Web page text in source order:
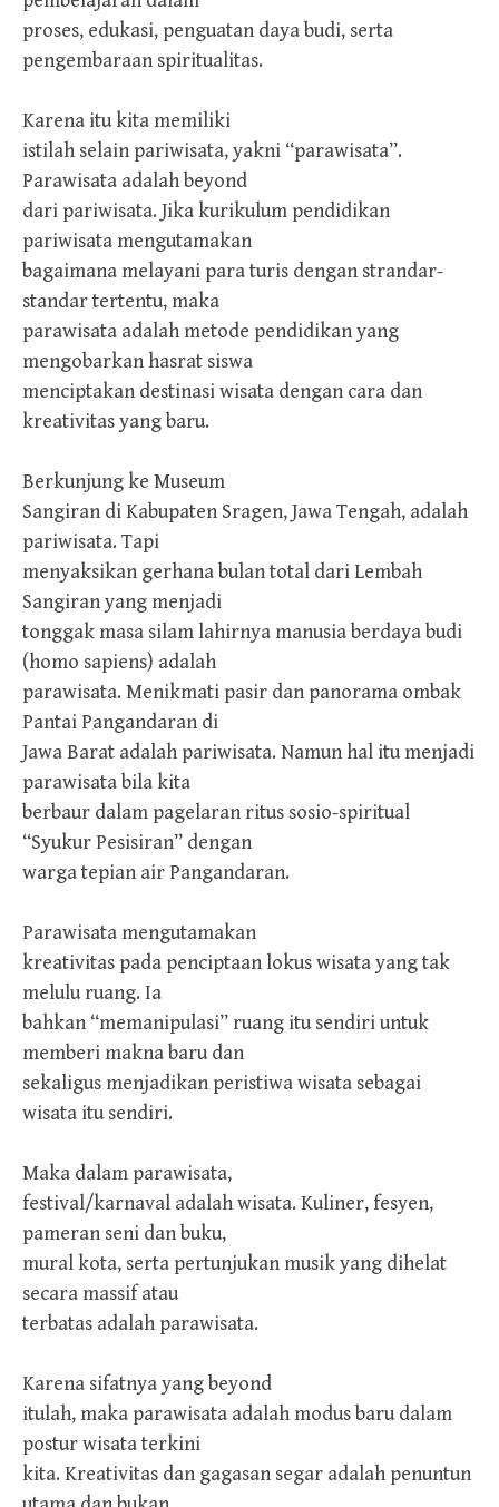
proses, edukasi, penguatan daya budi, serta
pengembaraan spiritualitas.
Karena itu kita memiliki
istilah selain pariwisata, yakni “parawisata”.
Parawisata adalah beyond
dari pariwisata. Jika kurikulum pendidikan
pariwisata mengutamakan
bagaimana melayani para turis dengan strandar-
standar tertentu, maka
parawisata adalah metode pendidikan yang
mengobarkan hasrat siswa
menciptakan destinasi wisata dengan cara dan
kreativitas yang baru.
Berkunjung ke Museum
Sangiran di Kabupaten Sragen, Jawa Tengah, adalah
pariwisata. Tapi
menyaksikan gerhana bulan total dari Lembah
Sangiran yang menjadi
tonggak masa silam lahirnya manusia berdaya budi
(homo sapiens) adalah
parawisata. Menikmati pasir dan panorama ombak
Pantai Pangandaran di
Jawa Barat adalah pariwisata. Namun hal itu menjadi
parawisata bila kita
berbaur dalam pagelaran ritus sosio-spiritual
“Syukur Pesisiran” dengan
warga tepian air Pangandaran.
Parawisata mengutamakan
kreativitas pada penciptaan lokus wisata yang tak
melulu ruang. Ia
bahkan “memanipulasi” ruang itu sendiri untuk
memberi makna baru dan
sekaligus menjadikan peristiwa wisata sebagai
wisata itu sendiri.
Maka dalam parawisata,
festival/karnaval adalah wisata. Kuliner, fesyen,
pameran seni dan buku,
mural kota, serta pertunjukan musik yang dihelat
secara massif atau
terbatas adalah parawisata.
Karena sifatnya yang beyond
itulah, maka parawisata adalah modus baru dalam
postur wisata terkini
kita. Kreativitas dan gagasan segar adalah penuntun